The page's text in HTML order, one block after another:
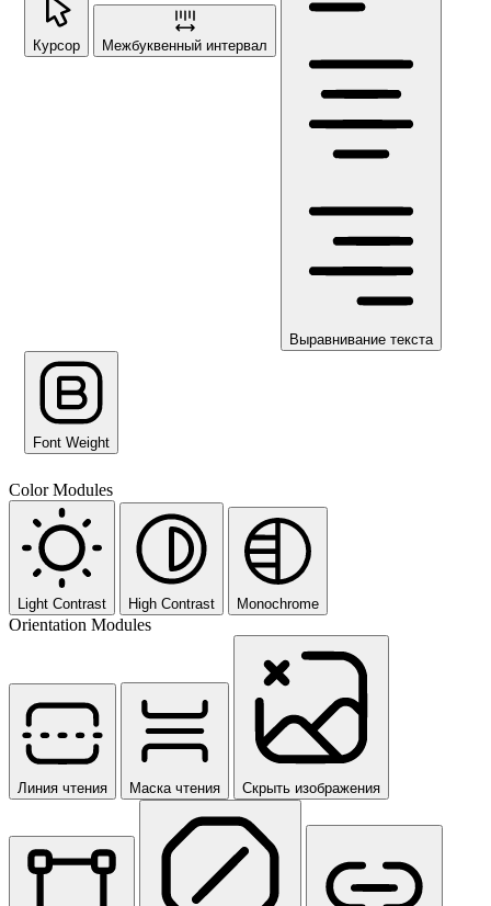
Курсор Межбуквенный интервал
Выравнивание текста
Font Weight
Color Modules
Light Contrast High Contrast Monochrome
Orientation Modules
Линия чтения Маска чтения Скрыть изображения